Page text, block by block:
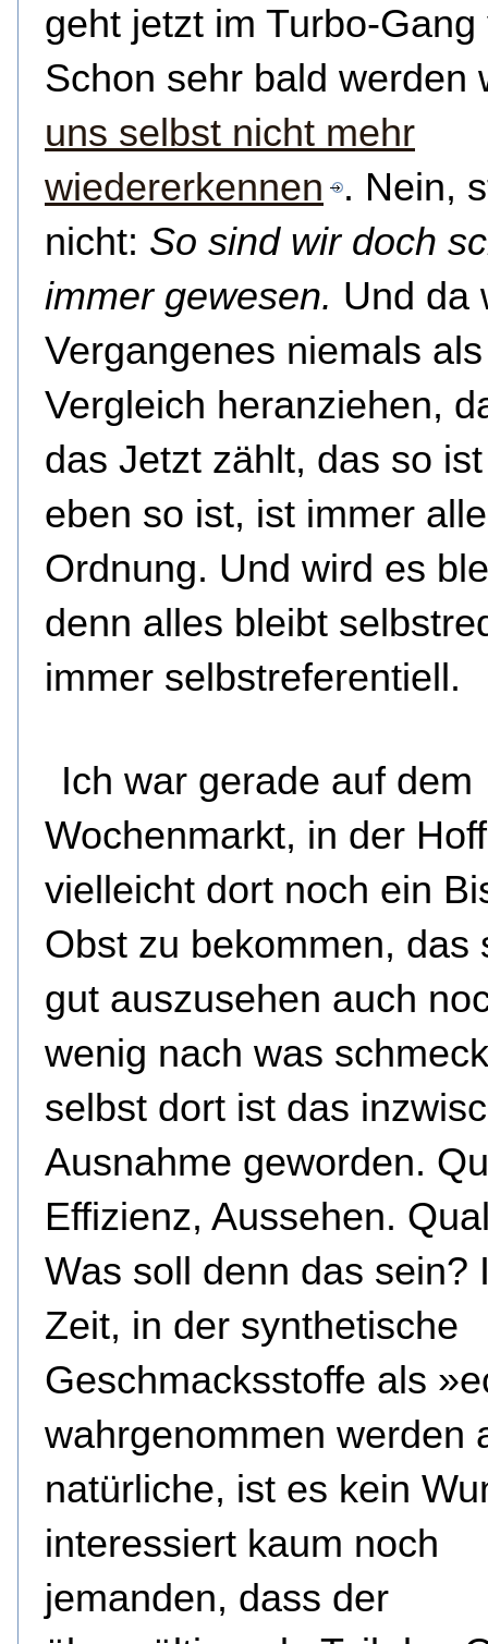
geht jetzt im Turbo-Gang
Schon sehr bald werden
uns selbst nicht mehr
wiedererkennen . Nein,
nicht: So sind wir doch
immer gewesen. Und da
Vergangenes niemals als
Vergleich heranziehen,
das Jetzt zählt, das so
eben so ist, ist immer
Ordnung. Und wird es
denn alles bleibt
immer selbstreferentiell.
Ich war gerade auf dem
Wochenmarkt, in der
vielleicht dort noch ein
Obst zu bekommen, das
gut auszusehen auch
wenig nach was
selbst dort ist das
Ausnahme geworden.
Effizienz, Aussehen.
Was soll denn das sein?
Zeit, in der synthetische
Geschmacksstoffe als
wahrgenommen werden
natürliche, ist es kein
interessiert kaum noch
jemanden, dass der